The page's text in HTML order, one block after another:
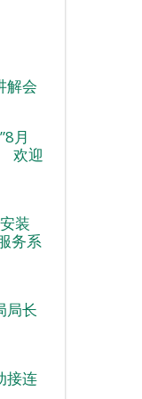
解会
月
欢迎
装
务系
局长
接连